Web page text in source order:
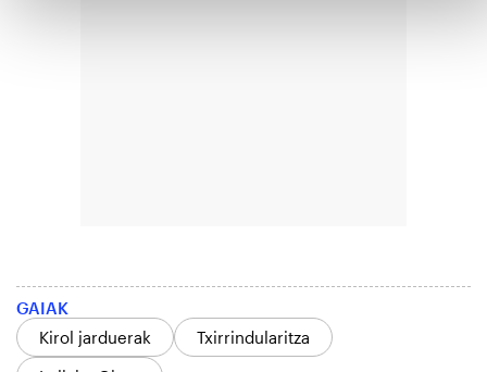
GAIAK
Kirol jarduerak
Txirrindularitza